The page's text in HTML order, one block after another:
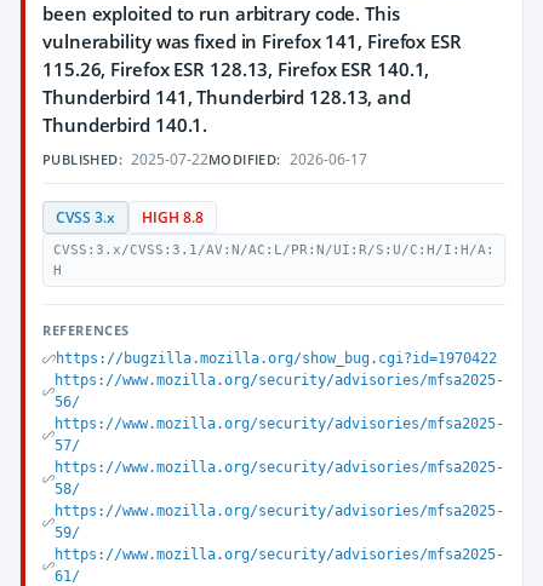
been exploited to run arbitrary code. This
vulnerability was fixed in Firefox 141, Firefox ESR
115.26, Firefox ESR 128.13, Firefox ESR 140.1,
Thunderbird 141, Thunderbird 128.13, and
Thunderbird 140.1.
PUBLISHED: 2025-07-22MODIFIED: 2026-06-17
CVSS 3.x HIGH 8.8
CVSS:3.x/CVSS:3.1/AV:N/AC:L/PR:N/UI:R/S:U/C:H/I:H/A:
H
REFERENCES
https://bugzilla.mozilla.org/show_bug.cgi?id=1970422
https://www.mozilla.org/security/advisories/mfsa2025-
56/
https://www.mozilla.org/security/advisories/mfsa2025-
57/
https://www.mozilla.org/security/advisories/mfsa2025-
58/
https://www.mozilla.org/security/advisories/mfsa2025-
59/
https://www.mozilla.org/security/advisories/mfsa2025-
61/